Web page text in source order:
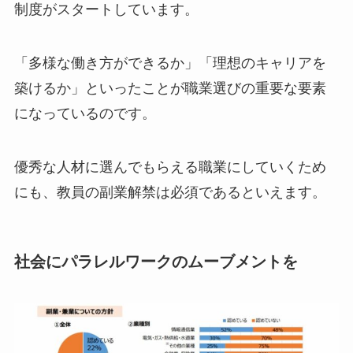
制度がスタートしています。
「多様な働き方ができるか」「理想のキャリアを
築けるか」といったことが職業選びの重要な要素
になっているのです。
優秀な人材に選んでもらえる職業にしていくため
にも、教員の副業解禁は必須であるといえます。
社会にパラレルワークのムーブメントを